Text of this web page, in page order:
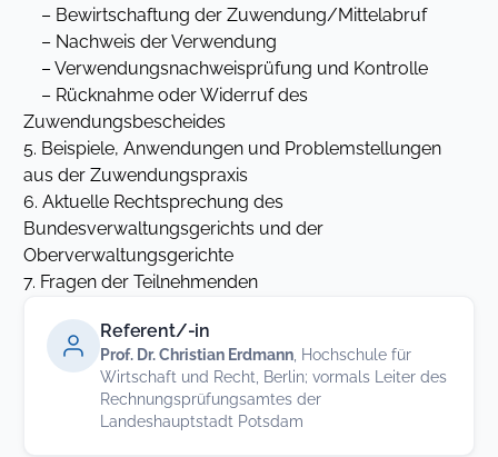
– Bewirtschaftung der Zuwendung/Mittelabruf
– Nachweis der Verwendung
– Verwendungsnachweisprüfung und Kontrolle
– Rücknahme oder Widerruf des
Zuwendungsbescheides
5. Beispiele, Anwendungen und Problemstellungen
aus der Zuwendungspraxis
6. Aktuelle Rechtsprechung des
Bundesverwaltungsgerichts und der
Oberverwaltungsgerichte
7. Fragen der Teilnehmenden
Referent/-in
Prof. Dr. Christian Erdmann , Hochschule für
Wirtschaft und Recht, Berlin; vormals Leiter des
Rechnungsprüfungsamtes der
Landeshauptstadt Potsdam